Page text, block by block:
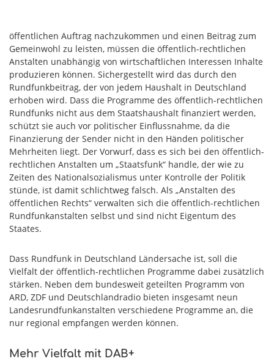
öffentlichen Auftrag nachzukommen und einen Beitrag zum
Gemeinwohl zu leisten, müssen die öffentlich-rechtlichen
Anstalten unabhängig von wirtschaftlichen Interessen Inhalte
produzieren können. Sichergestellt wird das durch den
Rundfunkbeitrag, der von jedem Haushalt in Deutschland
erhoben wird. Dass die Programme des öffentlich-rechtlichen
Rundfunks nicht aus dem Staatshaushalt finanziert werden,
schützt sie auch vor politischer Einflussnahme, da die
Finanzierung der Sender nicht in den Händen politischer
Mehrheiten liegt. Der Vorwurf, dass es sich bei den öffentlich-
rechtlichen Anstalten um „Staatsfunk“ handle, der wie zu
Zeiten des Nationalsozialismus unter Kontrolle der Politik
stünde, ist damit schlichtweg falsch. Als „Anstalten des
öffentlichen Rechts“ verwalten sich die öffentlich-rechtlichen
Rundfunkanstalten selbst und sind nicht Eigentum des
Staates.
Dass Rundfunk in Deutschland Ländersache ist, soll die
Vielfalt der öffentlich-rechtlichen Programme dabei zusätzlich
stärken. Neben dem bundesweit geteilten Programm von
ARD, ZDF und Deutschlandradio bieten insgesamt neun
Landesrundfunkanstalten verschiedene Programme an, die
nur regional empfangen werden können.
Mehr Vielfalt mit DAB+